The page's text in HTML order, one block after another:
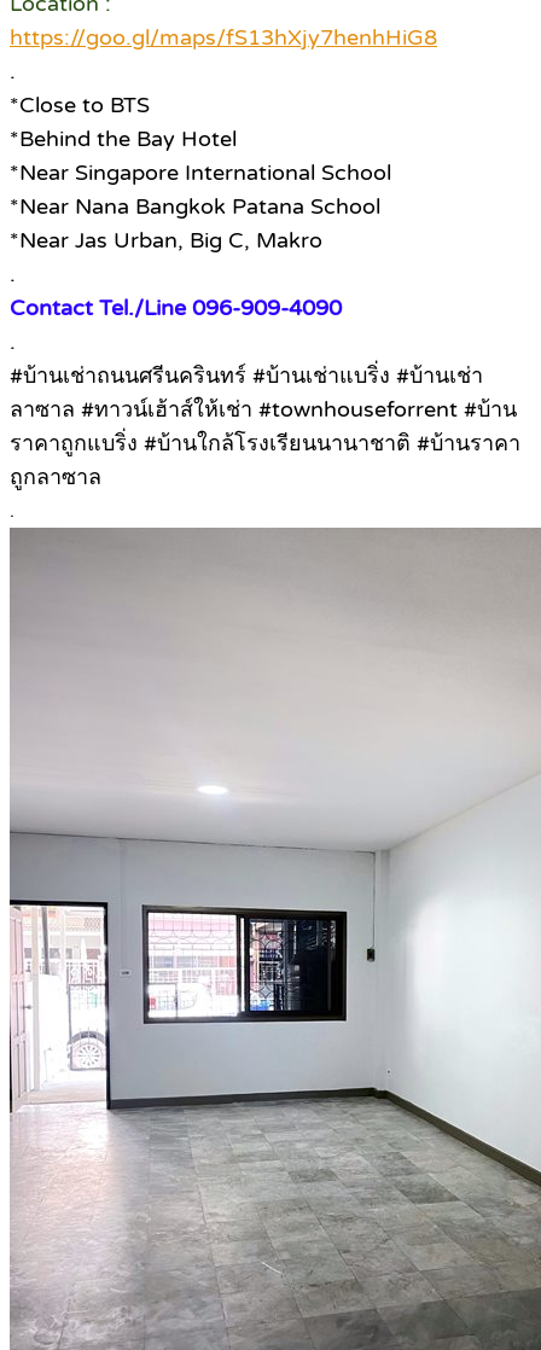
https://goo.gl/maps/fS13hXjy7henhHiG8
.
*Close to BTS
*Behind the Bay Hotel
*Near Singapore International School
*Near Nana Bangkok Patana School
*Near Jas Urban, Big C, Makro
.
Contact Tel./Line 096-909-4090
.
#บ้านเช่าถนนศรีนครินทร์ #บ้านเช่าแบริ่ง #บ้านเช่า
ลาซาล #ทาวน์เฮ้าส์ให้เช่า #townhouseforrent #บ้าน
ราคาถูกแบริ่ง #บ้านใกล้โรงเรียนนานาชาติ #บ้านราคา
ถูกลาซาล
.